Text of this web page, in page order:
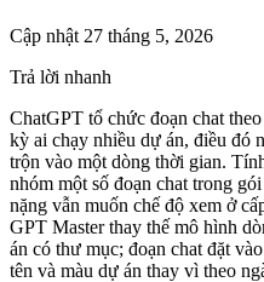
Cập nhật 27 tháng 5, 2026
Trả lời nhanh
ChatGPT tổ chức đoạn chat
kỳ ai chạy nhiều dự án, điều đó
trộn vào một dòng thời gian.
nhóm một số đoạn chat trong
nặng vẫn muốn chế độ xem ở
GPT Master thay thế mô hình
án có thư mục; đoạn chat đặt
tên và màu dự án thay vì theo